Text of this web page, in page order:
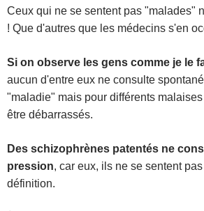
Ceux qui ne se sentent pas "malades"
! Que d'autres que les médecins s'en
Si on observe les gens comme je le
aucun d'entre eux ne consulte
"maladie" mais pour différents
être débarrassés.
Des schizophrènes patentés ne
pression, car eux, ils ne se sentent
définition.